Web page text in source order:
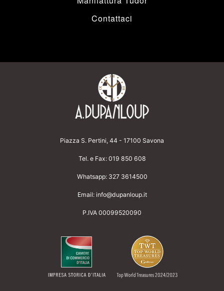
Contattaci
Piazza S. Pertini, 44 - 17100 Savona
Tel. e Fax: 019 850 608
Whatsapp: 327 3614500
Email: info@dupanloup.it
P.IVA 00099520090